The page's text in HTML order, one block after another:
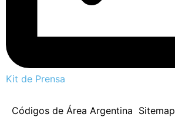
Kit de Prensa
Códigos de Área Argentina Sitemap